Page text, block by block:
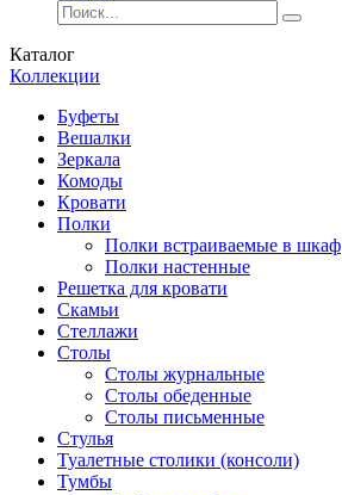
Каталог
Коллекции
Буфеты
Вешалки
Зеркала
Комоды
Кровати
Полки
Полки встраиваемые в шкаф
Полки настенные
Решетка для кровати
Скамьи
Стеллажи
Столы
Столы журнальные
Столы обеденные
Столы письменные
Стулья
Туалетные столики (консоли)
Тумбы